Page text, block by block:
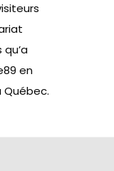
en
Québec.